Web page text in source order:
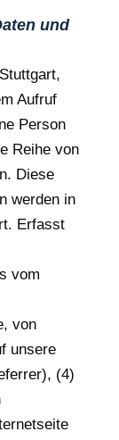
und
Aufruf
Person
Reihe von
Diese
werden in
Erfasst
vom
von
unsere
(4)